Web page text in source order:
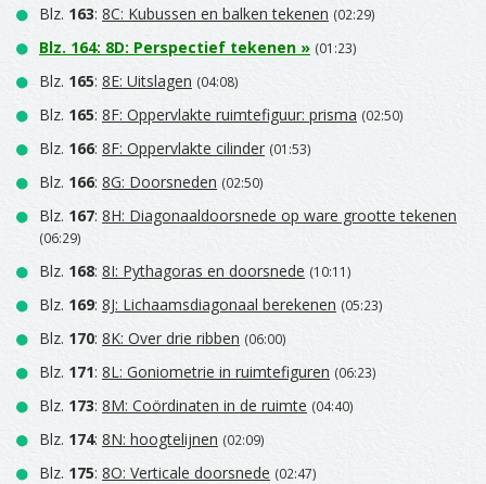
Blz. 163: 8C: Kubussen en balken tekenen (02:29)
Blz. 164: 8D: Perspectief tekenen » (01:23)
Blz. 165: 8E: Uitslagen (04:08)
Blz. 165: 8F: Oppervlakte ruimtefiguur: prisma (02:50)
Blz. 166: 8F: Oppervlakte cilinder (01:53)
Blz. 166: 8G: Doorsneden (02:50)
Blz. 167: 8H: Diagonaaldoorsnede op ware grootte tekenen
(06:29)
Blz. 168: 8I: Pythagoras en doorsnede (10:11)
Blz. 169: 8J: Lichaamsdiagonaal berekenen (05:23)
Blz. 170: 8K: Over drie ribben (06:00)
Blz. 171: 8L: Goniometrie in ruimtefiguren (06:23)
Blz. 173: 8M: Coördinaten in de ruimte (04:40)
Blz. 174: 8N: hoogtelijnen (02:09)
Blz. 175: 8O: Verticale doorsnede (02:47)